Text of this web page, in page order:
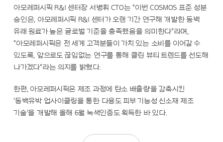
아모레퍼시픽 R&I 센터장 서병휘 CTO는 "이번 COSMOS 표준 성분
승인은, 아모레퍼시픽 R&I 센터가 오랜 기간 연구해 개발한 동백
유래 원료가 높은 글로벌 기준을 충족했음을 의미한다"라며,
"아모레퍼시픽은 전 세계 고객분들이 가치 있는 소비를 이어갈 수
있도록, 앞으로도 끊임없는 연구를 통해 클린 뷰티 트렌드를 선도해
나가겠다"라는 의지를 밝혔다.
한편, 아모레퍼시픽은 제조 과정에 탄소 배출량을 감축시킨
'동백유박 업사이클링을 통한 다용도 피부 기능성 신소재 제조
기술'을 개발해 올해 6월 녹색인증도 획득한 바 있다.